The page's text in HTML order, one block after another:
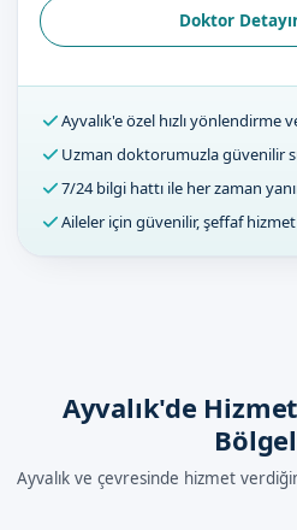
Doktor
Ayvalık'e özel hızlı yönlendirme
Uzman doktorumuzla güvenilir
7/24 bilgi hattı ile her zaman
Aileler için güvenilir, şeffaf hizmet
Ayvalık'de
Ayvalık ve çevresinde hizmet